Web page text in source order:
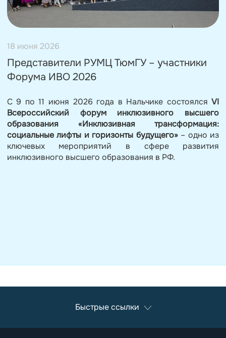
18 июня 2026
Представители РУМЦ ТюмГУ – участники
Форума ИВО 2026
С 9 по 11 июня 2026 года в Нальчике состоялсяVI
Всероссийский форум инклюзивного высшего
образования «Инклюзивная трансформация:
социальные лифты и горизонты будущего»– одно из
ключевых мероприятий в сфере развития
инклюзивного высшего образования в РФ.
Быстрые ссылки